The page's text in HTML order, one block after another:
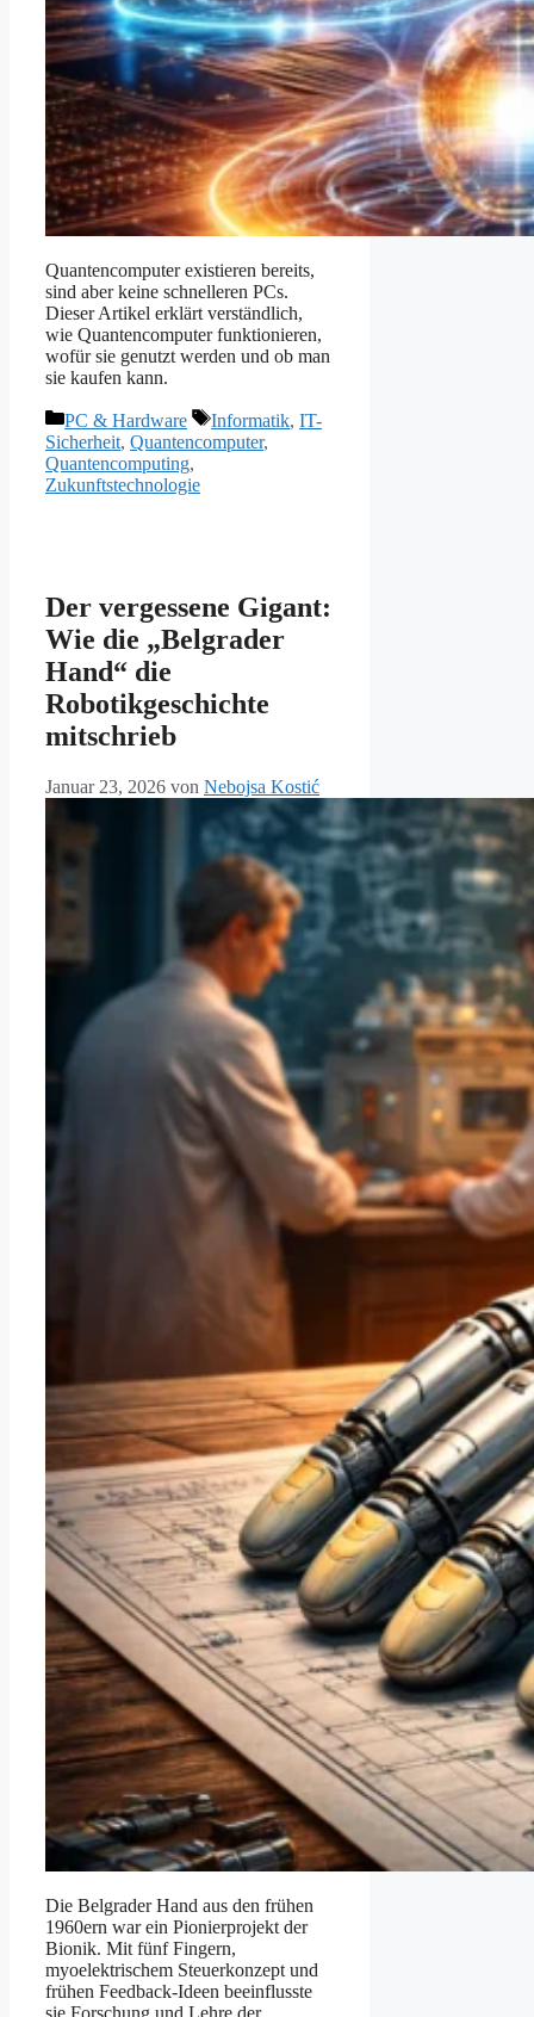
Quantencomputer existieren bereits,
sind aber keine schnelleren PCs.
Dieser Artikel erklärt verständlich,
wie Quantencomputer funktionieren,
wofür sie genutzt werden und ob man
sie kaufen kann.
Kategorien
PC & Hardware Schlagwörter
Informatik, IT-
Sicherheit, Quantencomputer,
Quantencomputing,
Zukunftstechnologie
Der vergessene Gigant:
Wie die „Belgrader
Hand“ die
Robotikgeschichte
mitschrieb
Januar 23, 2026 von Nebojsa Kostić
Die Belgrader Hand aus den frühen
1960ern war ein Pionierprojekt der
Bionik. Mit fünf Fingern,
myoelektrischem Steuerkonzept und
frühen Feedback-Ideen beeinflusste
sie Forschung und Lehre der